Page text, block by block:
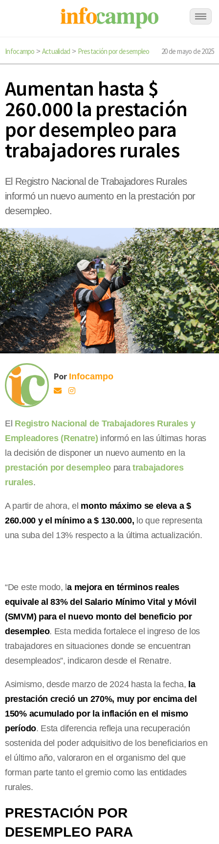
Infocampo > Actualidad > Prestación por desempleo 20 de mayo de 2025
Aumentan hasta $
260.000 la prestación
por desempleo para
trabajadores rurales
El Registro Nacional de Trabajadores Rurales
informó un nuevo aumento en la prestación por
desempleo.
Por Infocampo
El Registro Nacional de Trabajadores Rurales y
Empleadores (Renatre) informó en las últimas horas
la decisión de disponer un nuevo aumento en la
prestación por desempleoparatrabajadores
rurales.
A partir de ahora, el monto máximo se eleva a $
260.000 y el mínimo a $ 130.000, lo que representa
una suba del 13% respecto a la última actualización.
“De este modo, la mejora en términos reales
equivale al 83% del Salario Mínimo Vital y Móvil
(SMVM) para el nuevo monto del beneficio por
desempleo. Esta medida fortalece el ingreso de los
trabajadores en situaciones donde se encuentran
desempleados”, indicaron desde el Renatre.
Asimismo, desde marzo de 2024 hasta la fecha, la
prestación creció un 270%, muy por encima del
150% acumulado por la inflación en el mismo
período. Esta diferencia refleja una recuperación
sostenida del poder adquisitivo de los beneficiarios en
el último año, valoraron en el organismo del que
forman parte tanto el gremio como las entidades
rurales.
PRESTACIÓN POR
DESEMPLEO PARA